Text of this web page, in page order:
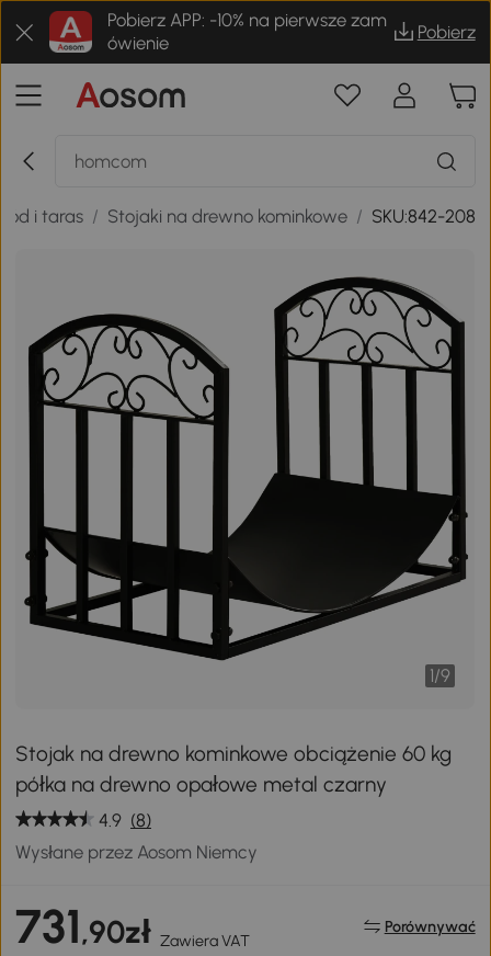
Pobierz APP: -10% na pierwsze zam
ówienie
Pobierz
i taras / Stojaki na drewno kominkowe / SKU:842-208
1/9
Stojak na drewno kominkowe obciążenie 60 kg
półka na drewno opałowe metal czarny
4.9 (8)
Wysłane przez Aosom Niemcy
731,90zł Zawiera VAT
Porównywać